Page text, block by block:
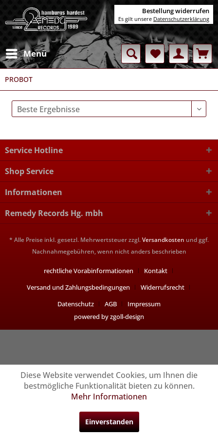
Menü
PROBOT
Service Hotline
Shop Service
Informationen
Remedy Records Hg. mbh
* Alle Preise inkl. gesetzl. Mehrwertsteuer zzgl.Versandkosten und ggf.
Nachnahmegebühren, wenn nicht anders beschrieben
rechtliche Vorabinformationen
Kontakt
Versand und Zahlungsbedingungen
Widerrufsrecht
Datenschutz
AGB
Impressum
powered by zgoll-design
Bestellung widerrufen
Es gilt unsere Datenschutzerklärung
Diese Website verwendet Cookies, um Ihnen die
bestmögliche Funktionalität bieten zu können.
Mehr Informationen
Einverstanden